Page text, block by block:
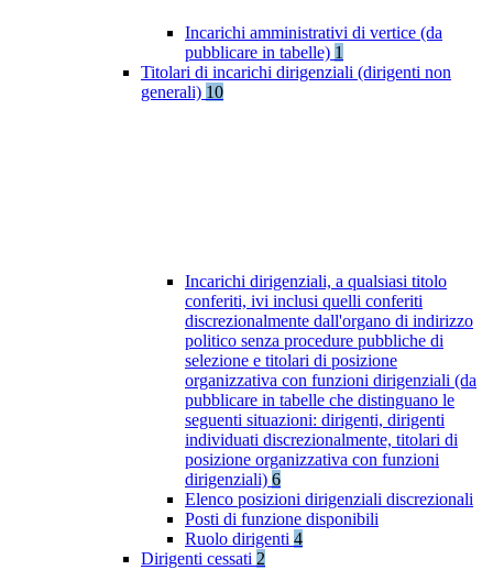
Incarichi amministrativi di vertice (da
pubblicare in tabelle) 1
Titolari di incarichi dirigenziali (dirigenti non
generali) 10
Incarichi dirigenziali, a qualsiasi titolo
conferiti, ivi inclusi quelli conferiti
discrezionalmente dall'organo di indirizzo
politico senza procedure pubbliche di
selezione e titolari di posizione
organizzativa con funzioni dirigenziali (da
pubblicare in tabelle che distinguano le
seguenti situazioni: dirigenti, dirigenti
individuati discrezionalmente, titolari di
posizione organizzativa con funzioni
dirigenziali) 6
Elenco posizioni dirigenziali discrezionali
Posti di funzione disponibili
Ruolo dirigenti 4
Dirigenti cessati 2